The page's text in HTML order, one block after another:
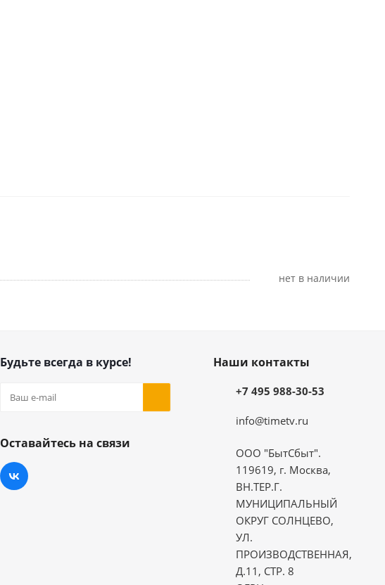
Нет в наличии
Будьте всегда в курсе!
Оставайтесь на связи
Наши контакты
+7 495 988-30-53
info@timetv.ru
ООО "БытСбыт".
119619, г. Москва,
ВН.ТЕР.Г.
МУНИЦИПАЛЬНЫЙ
ОКРУГ СОЛНЦЕВО,
УЛ.
ПРОИЗВОДСТВЕННАЯ,
Д.11, СТР. 8